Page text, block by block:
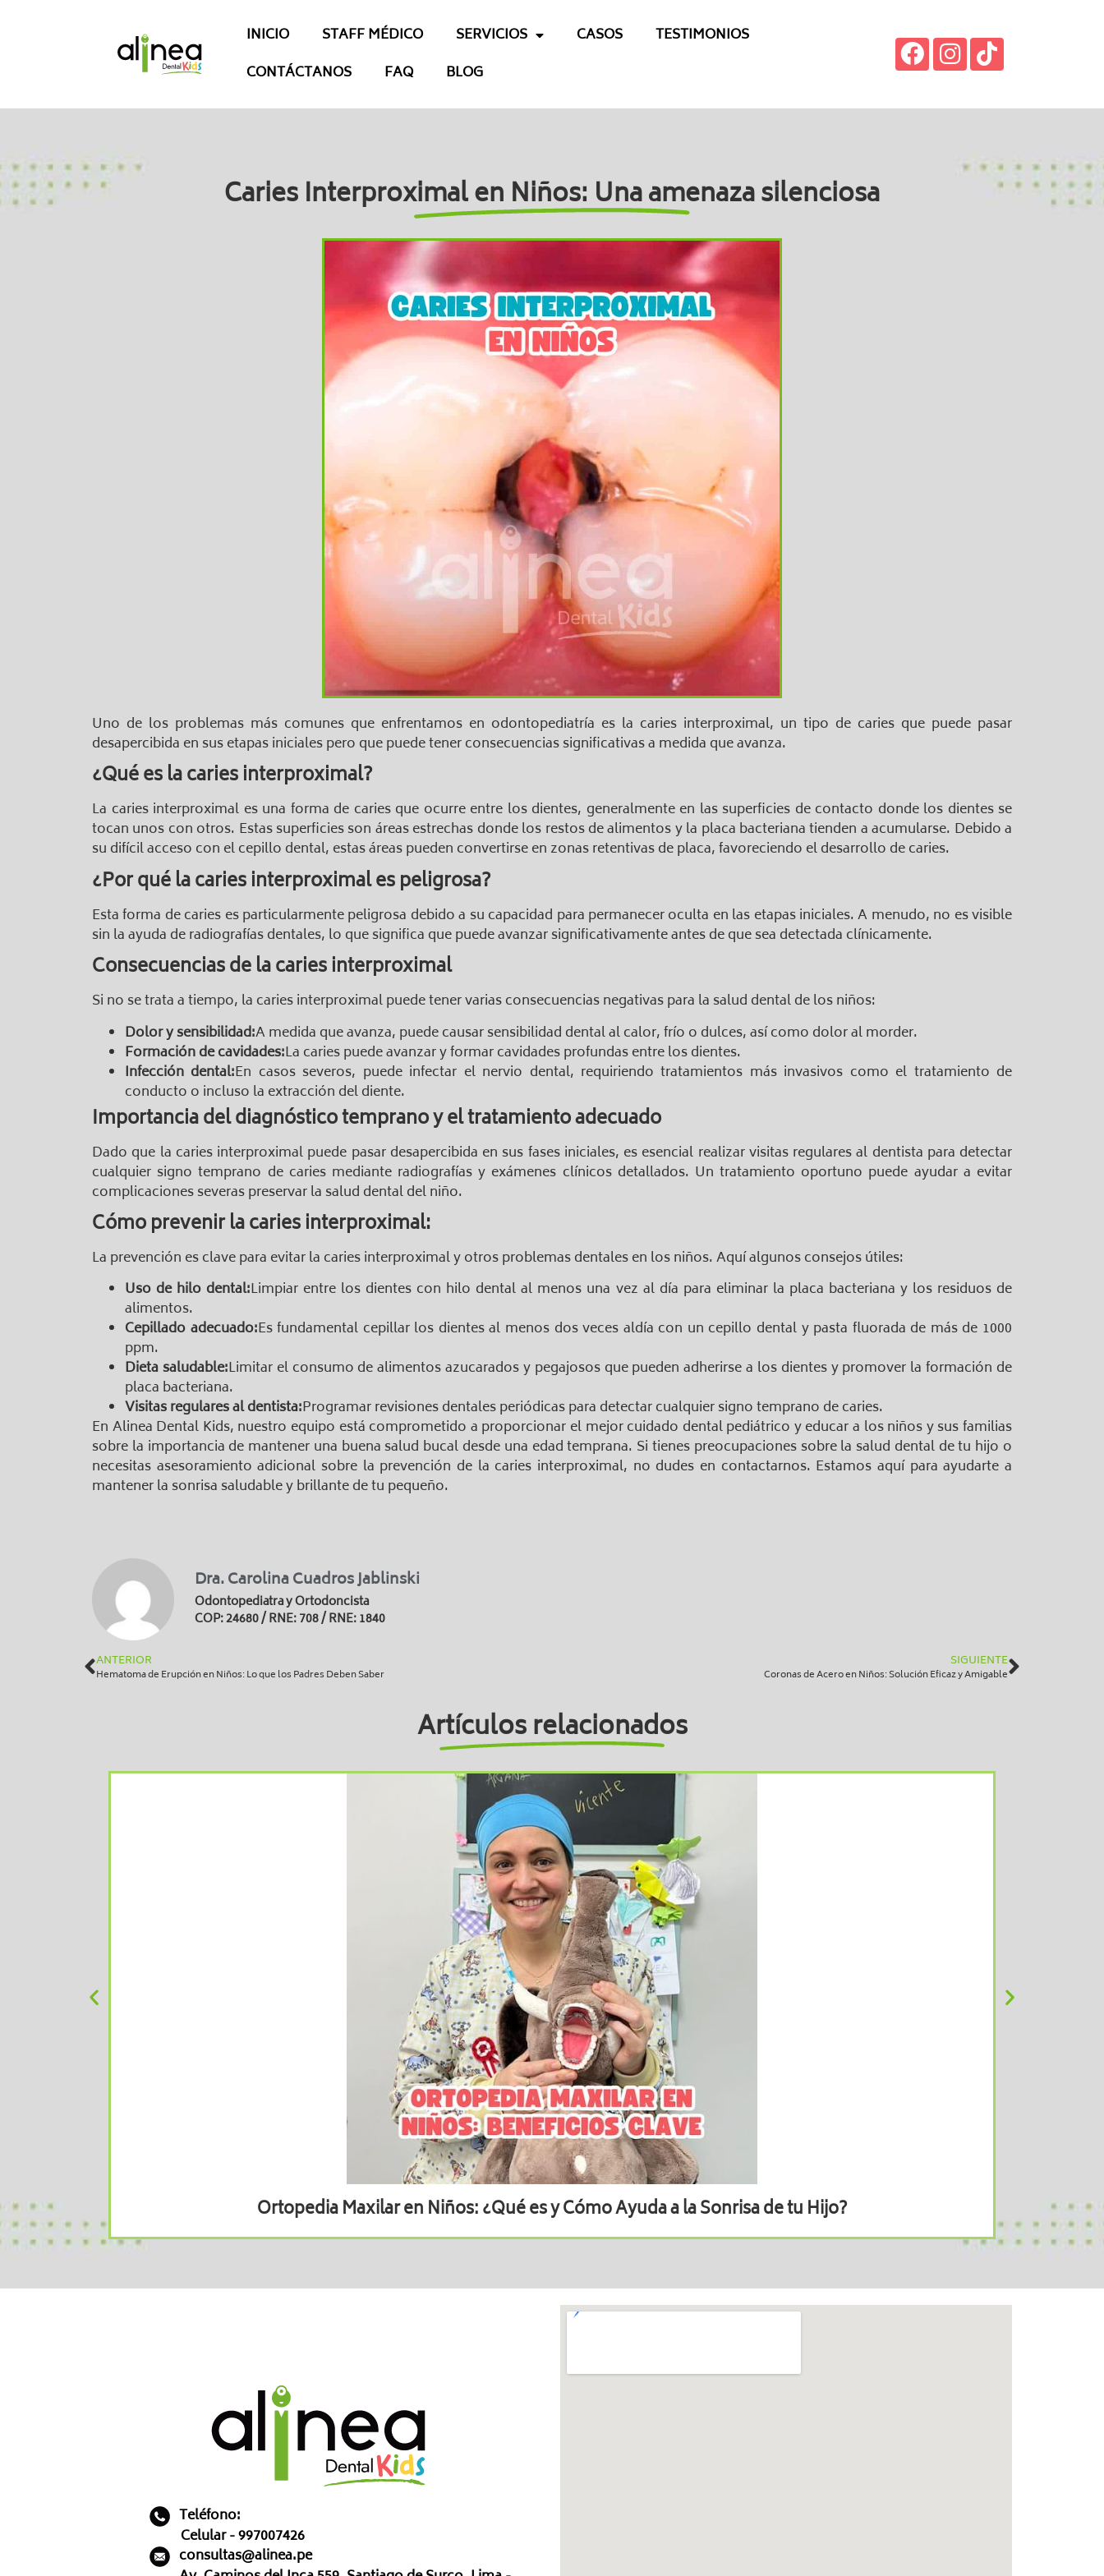
INICIO STAFF MÉDICO SERVICIOS CASOS
TESTIMONIOS
CONTÁCTANOS
FAQ BLOG
Caries Interproximal en Niños: Una amenaza silenciosa
Uno de los problemas más comunes que enfrentamos en odontopediatría es la caries interproximal, un tipo de caries que puede pasar
desapercibida en sus etapas iniciales pero que puede tener consecuencias significativas a medida que avanza.
¿Qué es la caries interproximal?
La caries interproximal es una forma de caries que ocurre entre los dientes, generalmente en las superficies de contacto donde los dientes se
tocan unos con otros. Estas superficies son áreas estrechas donde los restos de alimentos y la placa bacteriana tienden a acumularse. Debido a
su difícil acceso con el cepillo dental, estas áreas pueden convertirse en zonas retentivas de placa, favoreciendo el desarrollo de caries.
¿Por qué la caries interproximal es peligrosa?
Esta forma de caries es particularmente peligrosa debido a su capacidad para permanecer oculta en las etapas iniciales. A menudo, no es visible
sin la ayuda de radiografías dentales, lo que significa que puede avanzar significativamente antes de que sea detectada clínicamente.
Consecuencias de la caries interproximal
Si no se trata a tiempo, la caries interproximal puede tener varias consecuencias negativas para la salud dental de los niños:
Dolor y sensibilidad:A medida que avanza, puede causar sensibilidad dental al calor, frío o dulces, así como dolor al morder.
Formación de cavidades:La caries puede avanzar y formar cavidades profundas entre los dientes.
Infección dental:En casos severos, puede infectar el nervio dental, requiriendo tratamientos más invasivos como el tratamiento de
conducto o incluso la extracción del diente.
Importancia del diagnóstico temprano y el tratamiento adecuado
Dado que la caries interproximal puede pasar desapercibida en sus fases iniciales, es esencial realizar visitas regulares al dentista para detectar
cualquier signo temprano de caries mediante radiografías y exámenes clínicos detallados. Un tratamiento oportuno puede ayudar a evitar
complicaciones severas preservar la salud dental del niño.
Cómo prevenir la caries interproximal:
La prevención es clave para evitar la caries interproximal y otros problemas dentales en los niños. Aquí algunos consejos útiles:
Uso de hilo dental:Limpiar entre los dientes con hilo dental al menos una vez al día para eliminar la placa bacteriana y los residuos de
alimentos.
Cepillado adecuado:Es fundamental cepillar los dientes al menos dos veces aldía con un cepillo dental y pasta fluorada de más de 1000
ppm.
Dieta saludable:Limitar el consumo de alimentos azucarados y pegajosos que pueden adherirse a los dientes y promover la formación de
placa bacteriana.
Visitas regulares al dentista:Programar revisiones dentales periódicas para detectar cualquier signo temprano de caries.
En Alinea Dental Kids, nuestro equipo está comprometido a proporcionar el mejor cuidado dental pediátrico y educar a los niños y sus familias
sobre la importancia de mantener una buena salud bucal desde una edad temprana. Si tienes preocupaciones sobre la salud dental de tu hijo o
necesitas asesoramiento adicional sobre la prevención de la caries interproximal, no dudes en contactarnos. Estamos aquí para ayudarte a
mantener la sonrisa saludable y brillante de tu pequeño.
Dra. Carolina Cuadros Jablinski
Odontopediatra y Ortodoncista
COP: 24680 / RNE: 708 / RNE: 1840
ANTERIOR
Hematoma de Erupción en Niños: Lo que los Padres Deben Saber
SIGUIENTE
Coronas de Acero en Niños: Solución Eficaz y Amigable
Artículos relacionados
Ortopedia Maxilar en Niños: ¿Qué es y Cómo Ayuda a la Sonrisa de tu Hijo?
Teléfono:
Celular - 997007426
consultas@alinea.pe